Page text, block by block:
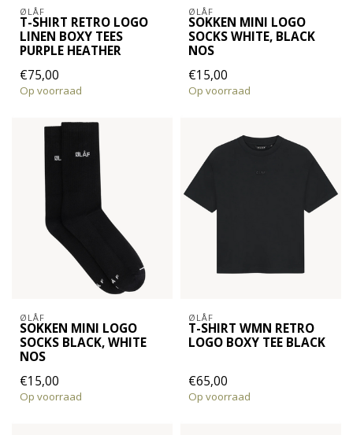
ØLÅF
T-SHIRT RETRO LOGO
LINEN BOXY TEES
PURPLE HEATHER
€75,00
Op voorraad
ØLÅF
SOKKEN MINI LOGO
SOCKS WHITE, BLACK
NOS
€15,00
Op voorraad
ØLÅF
SOKKEN MINI LOGO
SOCKS BLACK, WHITE
NOS
€15,00
Op voorraad
ØLÅF
T-SHIRT WMN RETRO
LOGO BOXY TEE BLACK
€65,00
Op voorraad